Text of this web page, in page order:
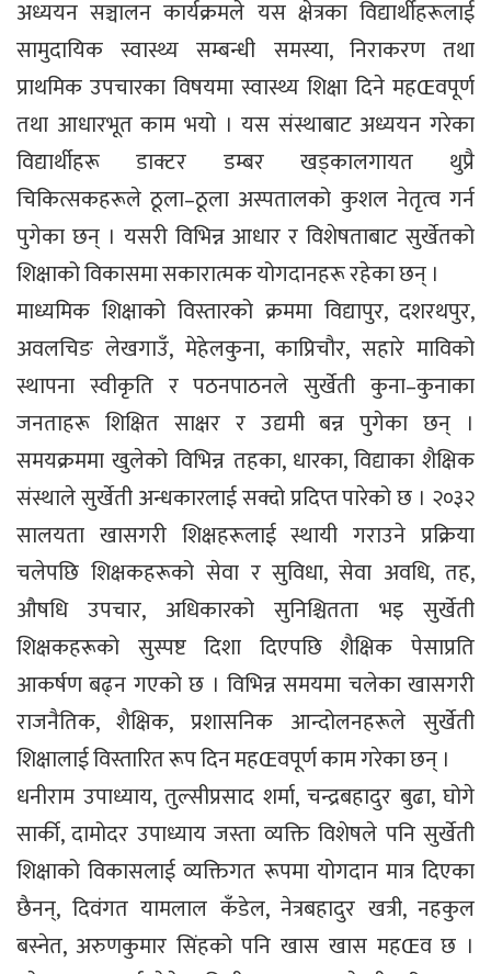
अध्ययन सञ्चालन कार्यक्रमले यस क्षेत्रका विद्यार्थीहरूलाई
सामुदायिक स्वास्थ्य सम्बन्धी समस्या, निराकरण तथा
प्राथमिक उपचारका विषयमा स्वास्थ्य शिक्षा दिने महŒवपूर्ण
तथा आधारभूत काम भयो । यस संस्थाबाट अध्ययन गरेका
विद्यार्थीहरू डाक्टर डम्बर खड्कालगायत थुप्रै
चिकित्सकहरूले ठूला–ठूला अस्पतालको कुशल नेतृत्व गर्न
पुगेका छन् । यसरी विभिन्न आधार र विशेषताबाट सुर्खेतको
शिक्षाको विकासमा सकारात्मक योगदानहरू रहेका छन् ।
माध्यमिक शिक्षाको विस्तारको क्रममा विद्यापुर, दशरथपुर,
अवलचिङ लेखगाउँ, मेहेलकुना, काप्रिचौर, सहारे माविको
स्थापना स्वीकृति र पठनपाठनले सुर्खेती कुना–कुनाका
जनताहरू शिक्षित साक्षर र उद्यमी बन्न पुगेका छन् ।
समयक्रममा खुलेको विभिन्न तहका, धारका, विद्याका शैक्षिक
संस्थाले सुर्खेती अन्धकारलाई सक्दो प्रदिप्त पारेको छ । २०३२
सालयता खासगरी शिक्षहरूलाई स्थायी गराउने प्रक्रिया
चलेपछि शिक्षकहरूको सेवा र सुविधा, सेवा अवधि, तह,
औषधि उपचार, अधिकारको सुनिश्चितता भइ सुर्खेती
शिक्षकहरूको सुस्पष्ट दिशा दिएपछि शैक्षिक पेसाप्रति
आकर्षण बढ्न गएको छ । विभिन्न समयमा चलेका खासगरी
राजनैतिक, शैक्षिक, प्रशासनिक आन्दोलनहरूले सुर्खेती
शिक्षालाई विस्तारित रूप दिन महŒवपूर्ण काम गरेका छन् ।
धनीराम उपाध्याय, तुल्सीप्रसाद शर्मा, चन्द्रबहादुर बुढा, घोगे
सार्की, दामोदर उपाध्याय जस्ता व्यक्ति विशेषले पनि सुर्खेती
शिक्षाको विकासलाई व्यक्तिगत रूपमा योगदान मात्र दिएका
छैनन्, दिवंगत यामलाल कँडेल, नेत्रबहादुर खत्री, नहकुल
बस्नेत, अरुणकुमार सिंहको पनि खास खास महŒव छ ।